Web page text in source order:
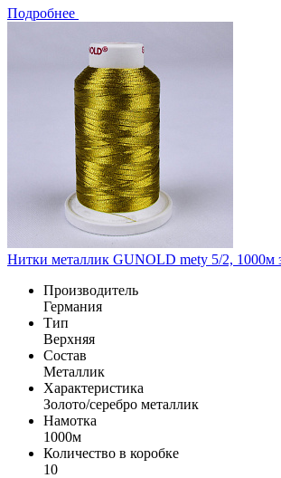
Подробнее
Нитки металлик GUNOLD mety 5/2, 1000м
Производитель
Германия
Тип
Верхняя
Состав
Металлик
Характеристика
Золото/серебро металлик
Намотка
1000м
Количество в коробке
10